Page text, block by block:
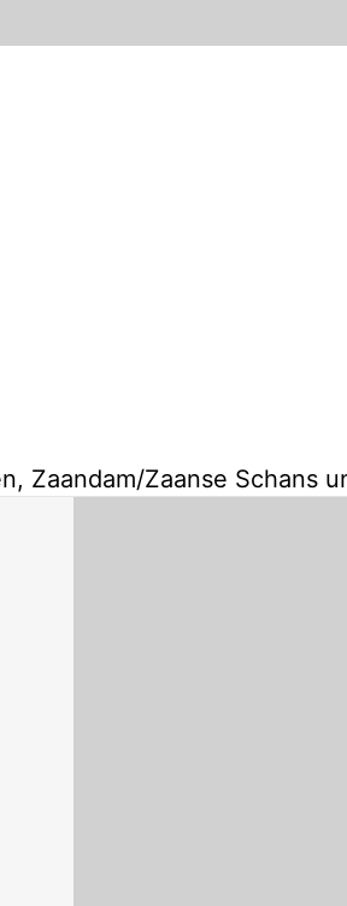
Zaandam/Zaanse Schans